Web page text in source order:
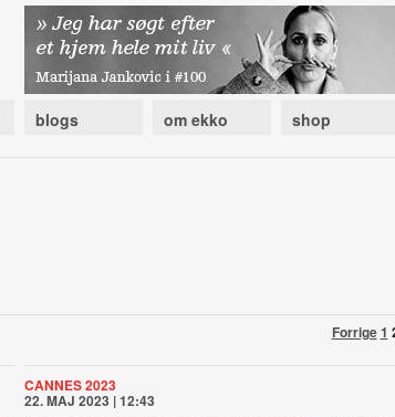
blogs om ekko shop
Forrige1
CANNES 2023
22. MAJ 2023 | 12:43